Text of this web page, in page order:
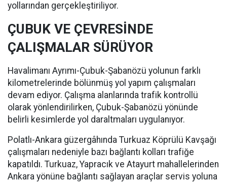
yollarından gerçekleştiriliyor.
ÇUBUK VE ÇEVRESİNDE
ÇALIŞMALAR SÜRÜYOR
Havalimanı Ayrımı-Çubuk-Şabanözü yolunun farklı
kilometrelerinde bölünmüş yol yapım çalışmaları
devam ediyor. Çalışma alanlarında trafik kontrollü
olarak yönlendirilirken, Çubuk-Şabanözü yönünde
belirli kesimlerde yol daraltmaları uygulanıyor.
Polatlı-Ankara güzergâhında Turkuaz Köprülü Kavşağı
çalışmaları nedeniyle bazı bağlantı kolları trafiğe
kapatıldı. Turkuaz, Yapracık ve Atayurt mahallelerinden
Ankara yönüne bağlantı sağlayan araçlar servis yoluna